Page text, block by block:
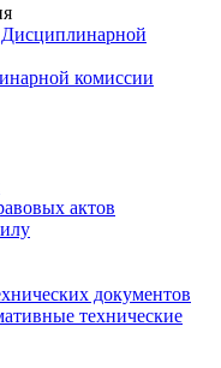
Дисциплинарной
комиссии
актов
документов
технические